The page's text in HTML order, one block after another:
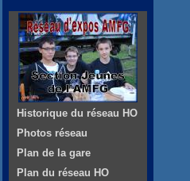
Historique du réseau HO
Photos réseau
Plan de la gare
Plan du réseau HO